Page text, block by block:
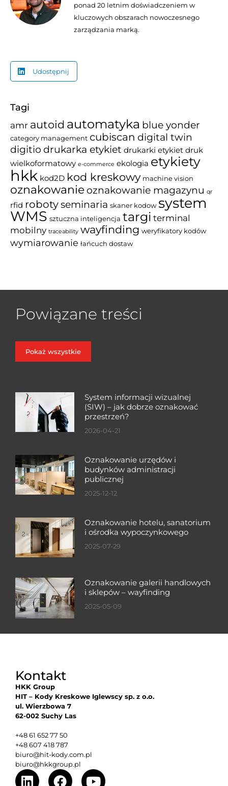
ponad 20 letnim doświadczeniem w
kluczowych obszarach nowoczesnego
zarządzania marką.
Udostępnij
Tagi
amr autoid automatyka blue yonder
category management cubiscan digital twin
digitio drukarka etykiet drukarki etykiet druk
wielkoformatowy e-commerce ekologia etykiety
hkk kod2D kod kreskowy machine vision
oznakowanie oznakowanie magazynu qr
rfid robotyseminaria skaner kodow system
WMS sztuczna inteligencja targi terminal
mobilny traceability wayfinding weryfikatory kodów
wymiarowanie łańcuch dostaw
Powiązane treści
Pokaż wszystkie
System informacji wizualnej
(SIW) – jak dobrze oznakować
przestrzeń?
2026-04-21
Oznakowanie urzędów i
budynków administracji
publicznej
2025-12-12
Oznakowanie hotelu, sanatorium
i ośrodka wypoczynkowego
2025-07-29
Oznakowanie galerii handlowych
i sklepów – wayfinding
2025-05-09
Kontakt
HKK Group
HIT – Kody Kreskowe Iglewscy sp. z o.o.
ul. Wierzbowa 7
62-002 Suchy Las
+48 61 652 77 50
+48 607 418 787
biuro@hit-kody.com.pl
biuro@hkkgroup.pl